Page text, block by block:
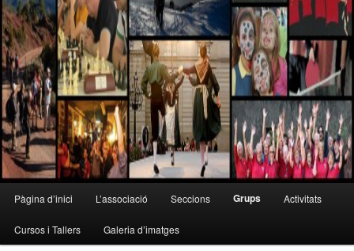
menu
Pàgina d’inici L’associació Seccions Grups Activitats
Cursos i Tallers Galeria d’imatges